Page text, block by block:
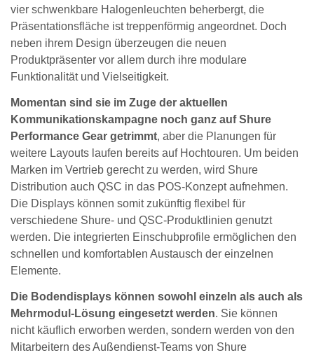
vier schwenkbare Halogenleuchten beherbergt, die
Präsentationsfläche ist treppenförmig angeordnet. Doch
neben ihrem Design überzeugen die neuen
Produktpräsenter vor allem durch ihre modulare
Funktionalität und Vielseitigkeit.
Momentan sind sie im Zuge der aktuellen
Kommunikationskampagne noch ganz auf Shure
Performance Gear getrimmt, aber die Planungen für
weitere Layouts laufen bereits auf Hochtouren. Um beiden
Marken im Vertrieb gerecht zu werden, wird Shure
Distribution auch QSC in das POS-Konzept aufnehmen.
Die Displays können somit zukünftig flexibel für
verschiedene Shure- und QSC-Produktlinien genutzt
werden. Die integrierten Einschubprofile ermöglichen den
schnellen und komfortablen Austausch der einzelnen
Elemente.
Die Bodendisplays können sowohl einzeln als auch als
Mehrmodul-Lösung eingesetzt werden. Sie können
nicht käuflich erworben werden, sondern werden von den
Mitarbeitern des Außendienst-Teams von Shure